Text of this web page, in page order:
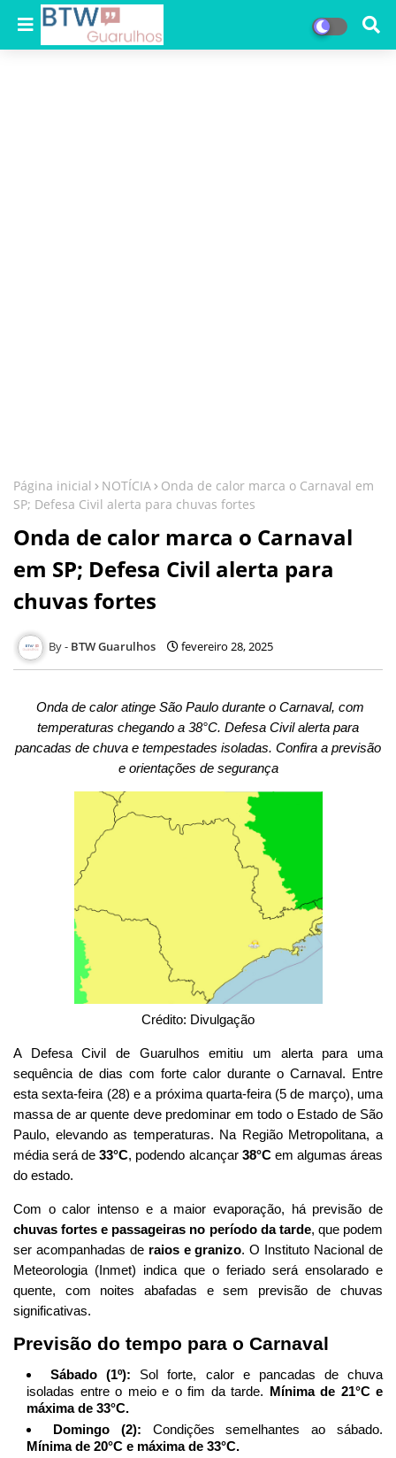
Página inicial NOTÍCIA
Onda de calor marca o Carnaval em
SP; Defesa Civil alerta para chuvas fortes
Onda de calor marca o Carnaval
em SP; Defesa Civil alerta para
chuvas fortes
BTW Guarulhos fevereiro 28, 2025
Onda de calor atinge São Paulo durante o Carnaval, com
temperaturas chegando a 38°C. Defesa Civil alerta para
pancadas de chuva e tempestades isoladas. Confira a previsão
e orientações de segurança
Crédito: Divulgação
A Defesa Civil de Guarulhos emitiu um alerta para uma
sequência de dias com forte calor durante o Carnaval. Entre
esta sexta-feira (28) e a próxima quarta-feira (5 de março), uma
massa de ar quente deve predominar em todo o Estado de São
Paulo, elevando as temperaturas. Na Região Metropolitana, a
média será de33°C, podendo alcançar 38°Cem algumas áreas
do estado.
Com o calor intenso e a maior evaporação, há previsão de
chuvas fortes e passageiras no período da tarde, que podem
ser acompanhadas de raios e granizo. O Instituto Nacional de
Meteorologia (Inmet) indica que o feriado será ensolarado e
quente, com noites abafadas e sem previsão de chuvas
significativas.
Previsão do tempo para o Carnaval
Sábado (1º): Sol forte, calor e pancadas de chuva
isoladas entre o meio e o fim da tarde. Mínima de 21°C e
máxima de 33°C.
Domingo (2): Condições semelhantes ao sábado.
Mínima de 20°C e máxima de 33°C.